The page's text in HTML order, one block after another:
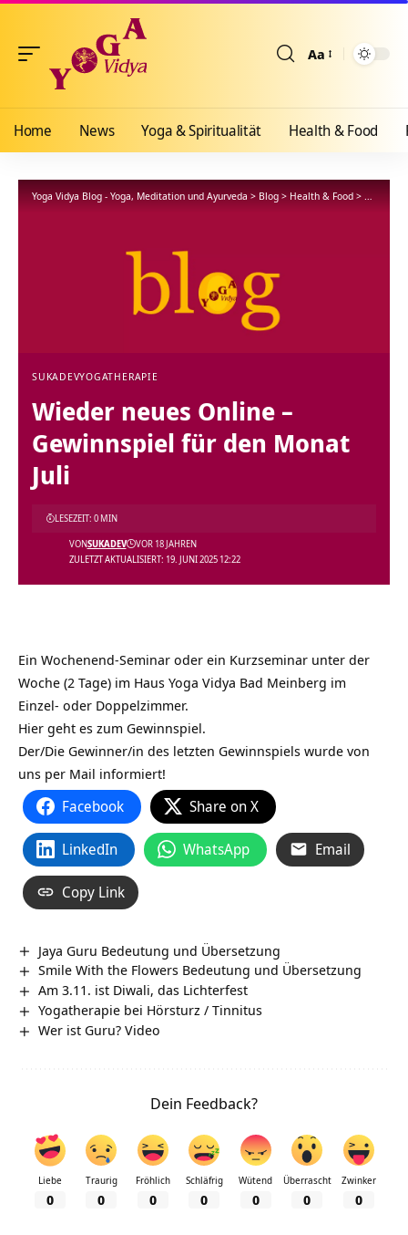
Aa
Home News Yoga & Spiritualität Health & Food
Yoga Vidya Blog - Yoga, Meditation und Ayurveda > Blog > Health & Food >
SUKADEVYOGATHERAPIE
Wieder neues Online –
Gewinnspiel für den Monat
Juli
ZULETZT AKTUALISIERT: 19. JUNI 2025 12:22
VONSUKADEV VOR 18 JAHREN
LESEZEIT: 0 MIN
Ein Wochenend-Seminar oder ein Kurzseminar unter der
Woche (2 Tage) im Haus Yoga Vidya Bad Meinberg im
Einzel- oder Doppelzimmer.
Hier geht es zum Gewinnspiel.
Der/Die Gewinner/in des letzten Gewinnspiels wurde von
uns per Mail informiert!
Facebook Share on X
LinkedIn WhatsApp Email
Copy Link
Jaya Guru Bedeutung und Übersetzung
Smile With the Flowers Bedeutung und Übersetzung
Am 3.11. ist Diwali, das Lichterfest
Yogatherapie bei Hörsturz / Tinnitus
Wer ist Guru? Video
Dein Feedback?
Liebe
0
Traurig
0
Fröhlich
0
Schläfrig
0
Wütend
0
Überrascht
0
Zwinker
0